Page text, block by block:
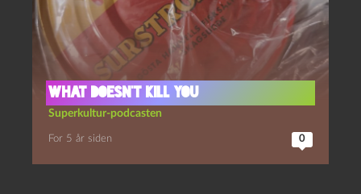
What doesn’t kill you
Superkultur-podcasten
For 5 år siden 0